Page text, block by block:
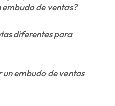
de ventas?
diferentes para
embudo de ventas